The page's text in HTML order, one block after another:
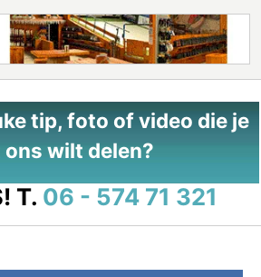
tip, foto of video die je
ons wilt delen?
T. 06 - 574 71 321